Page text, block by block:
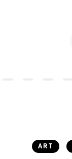
ART